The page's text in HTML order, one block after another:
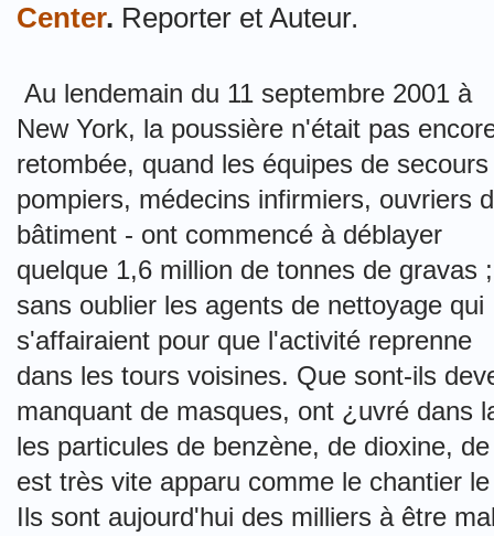
Center. Reporter et Auteur.
Au lendemain du 11 septembre 2001 à
New York, la poussière n'était pas
retombée, quand les équipes de
pompiers, médecins infirmiers, ouvriers
bâtiment - ont commencé à déblayer
quelque 1,6 million de tonnes de gravas ;
sans oublier les agents de nettoyage qui
s'affairaient pour que l'activité reprenne
dans les tours voisines. Que sont-ils
manquant de masques, ont ¿uvré dans
les particules de benzène, de dioxine,
est très vite apparu comme le chantier
Ils sont aujourd'hui des milliers à être